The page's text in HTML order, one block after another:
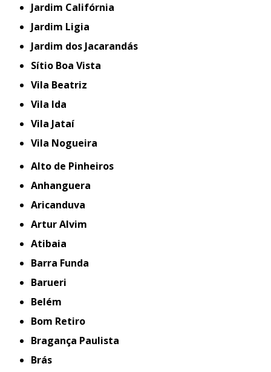
Jardim Califórnia
Jardim Ligia
Jardim dos Jacarandás
Sítio Boa Vista
Vila Beatriz
Vila Ida
Vila Jataí
Vila Nogueira
Alto de Pinheiros
Anhanguera
Aricanduva
Artur Alvim
Atibaia
Barra Funda
Barueri
Belém
Bom Retiro
Bragança Paulista
Brás